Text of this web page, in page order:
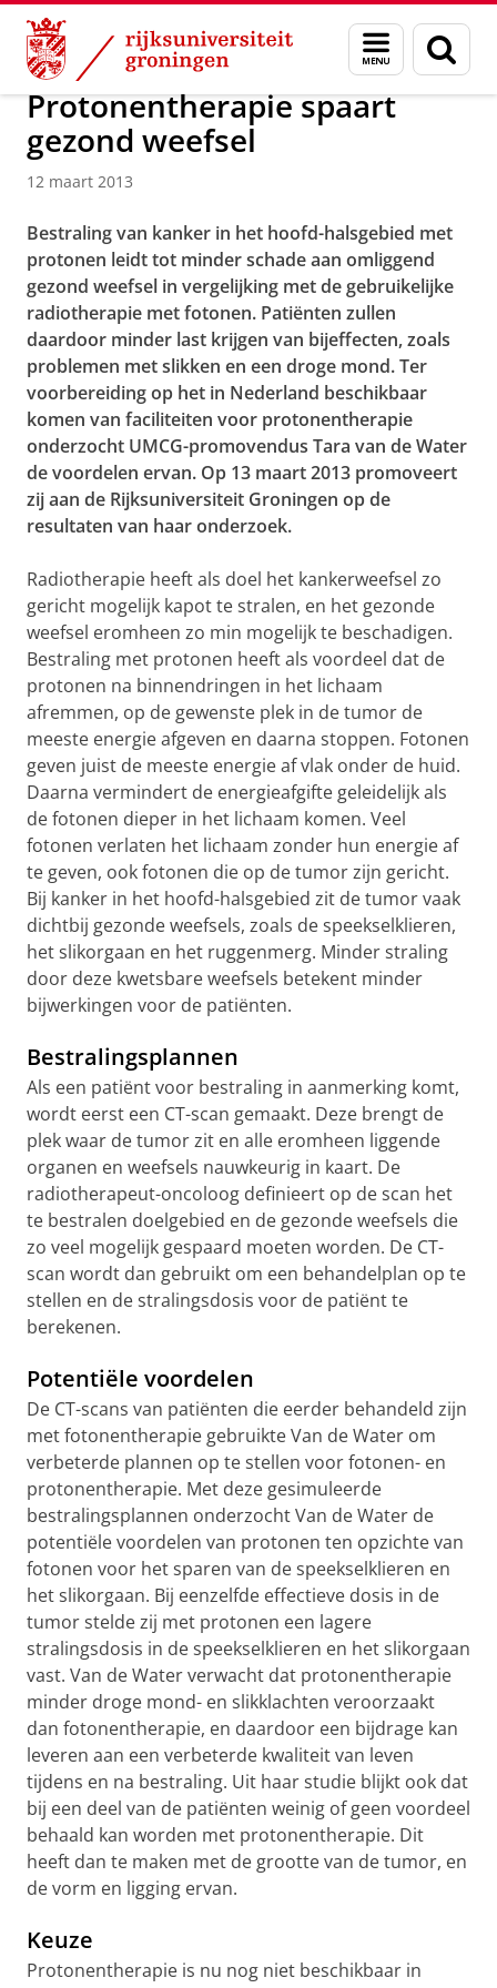
Skip
Content
Skip
Navigation
Menu
en
zoeken
Over ons Actueel Nieuws Nieuwsberichten
Protonentherapie spaart
gezond weefsel
12 maart 2013
Bestraling van kanker in het hoofd-halsgebied met
protonen leidt tot minder schade aan omliggend
gezond weefsel in vergelijking met de gebruikelijke
radiotherapie met fotonen. Patiënten zullen
daardoor minder last krijgen van bijeffecten, zoals
problemen met slikken en een droge mond. Ter
voorbereiding op het in Nederland beschikbaar
komen van faciliteiten voor protonentherapie
onderzocht UMCG-promovendus Tara van de Water
de voordelen ervan. Op 13 maart 2013 promoveert
zij aan de Rijksuniversiteit Groningen op de
resultaten van haar onderzoek.
Radiotherapie heeft als doel het kankerweefsel zo
gericht mogelijk kapot te stralen, en het gezonde
weefsel eromheen zo min mogelijk te beschadigen.
Bestraling met protonen heeft als voordeel dat de
protonen na binnendringen in het lichaam
afremmen, op de gewenste plek in de tumor de
meeste energie afgeven en daarna stoppen. Fotonen
geven juist de meeste energie af vlak onder de huid.
Daarna vermindert de energieafgifte geleidelijk als
de fotonen dieper in het lichaam komen. Veel
fotonen verlaten het lichaam zonder hun energie af
te geven, ook fotonen die op de tumor zijn gericht.
Bij kanker in het hoofd-halsgebied zit de tumor vaak
dichtbij gezonde weefsels, zoals de speekselklieren,
het slikorgaan en het ruggenmerg. Minder straling
door deze kwetsbare weefsels betekent minder
bijwerkingen voor de patiënten.
Bestralingsplannen
Als een patiënt voor bestraling in aanmerking komt,
wordt eerst een CT-scan gemaakt. Deze brengt de
plek waar de tumor zit en alle eromheen liggende
organen en weefsels nauwkeurig in kaart. De
radiotherapeut-oncoloog definieert op de scan het
te bestralen doelgebied en de gezonde weefsels die
zo veel mogelijk gespaard moeten worden. De CT-
scan wordt dan gebruikt om een behandelplan op te
stellen en de stralingsdosis voor de patiënt te
berekenen.
Potentiële voordelen
De CT-scans van patiënten die eerder behandeld zijn
met fotonentherapie gebruikte Van de Water om
verbeterde plannen op te stellen voor fotonen- en
protonentherapie. Met deze gesimuleerde
bestralingsplannen onderzocht Van de Water de
potentiële voordelen van protonen ten opzichte van
fotonen voor het sparen van de speekselklieren en
het slikorgaan. Bij eenzelfde effectieve dosis in de
tumor stelde zij met protonen een lagere
stralingsdosis in de speekselklieren en het slikorgaan
vast. Van de Water verwacht dat protonentherapie
minder droge mond- en slikklachten veroorzaakt
dan fotonentherapie, en daardoor een bijdrage kan
leveren aan een verbeterde kwaliteit van leven
tijdens en na bestraling. Uit haar studie blijkt ook dat
bij een deel van de patiënten weinig of geen voordeel
behaald kan worden met protonentherapie. Dit
heeft dan te maken met de grootte van de tumor, en
de vorm en ligging ervan.
Keuze
Protonentherapie is nu nog niet beschikbaar in